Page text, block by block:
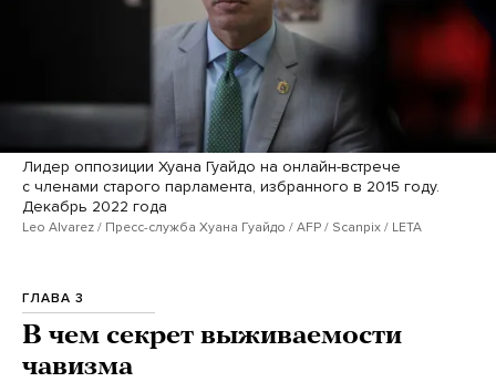
Лидер оппозиции Хуана Гуайдо на онлайн-встрече
с членами старого парламента, избранного в 2015 году.
Декабрь 2022 года
Leo Alvarez / Пресс-служба Хуана Гуайдо / AFP / Scanpix / LETA
ГЛАВА 3
В чем секрет выживаемости
чавизма